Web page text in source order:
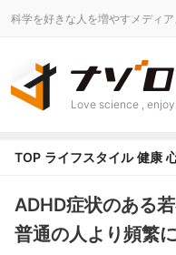
科学を好きな人を増やすメディア
Love science , enjoy
TOP ライフスタイル 健康
ADHD症状のある
普通の人より頻繁